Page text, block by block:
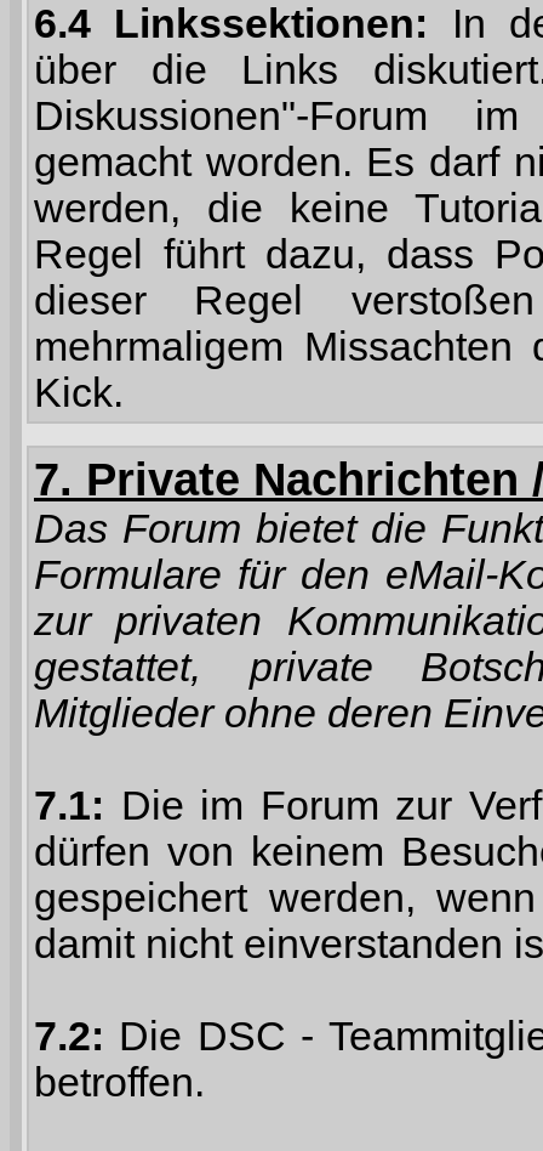
6.4 Linkssektionen: In
über die Links
Diskussionen"-Forum
gemacht worden. Es darf
werden, die keine
Regel führt dazu, dass
dieser Regel
mehrmaligem
Kick.
7. Private Nachrichten
Das Forum bietet die
Formulare für den eMail-
zur privaten
gestattet, private
Mitglieder ohne deren
7.1: Die im Forum zur
dürfen von keinem
gespeichert werden,
damit nicht einverstanden
7.2: Die DSC -
betroffen.